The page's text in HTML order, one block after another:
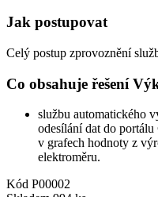
Jak postupovat
Celý postup zprovoznění
Co obsahuje řešení
službu automatického
odesílání dat do
v grafech hodnoty z
elektroměru.
Kód P00002